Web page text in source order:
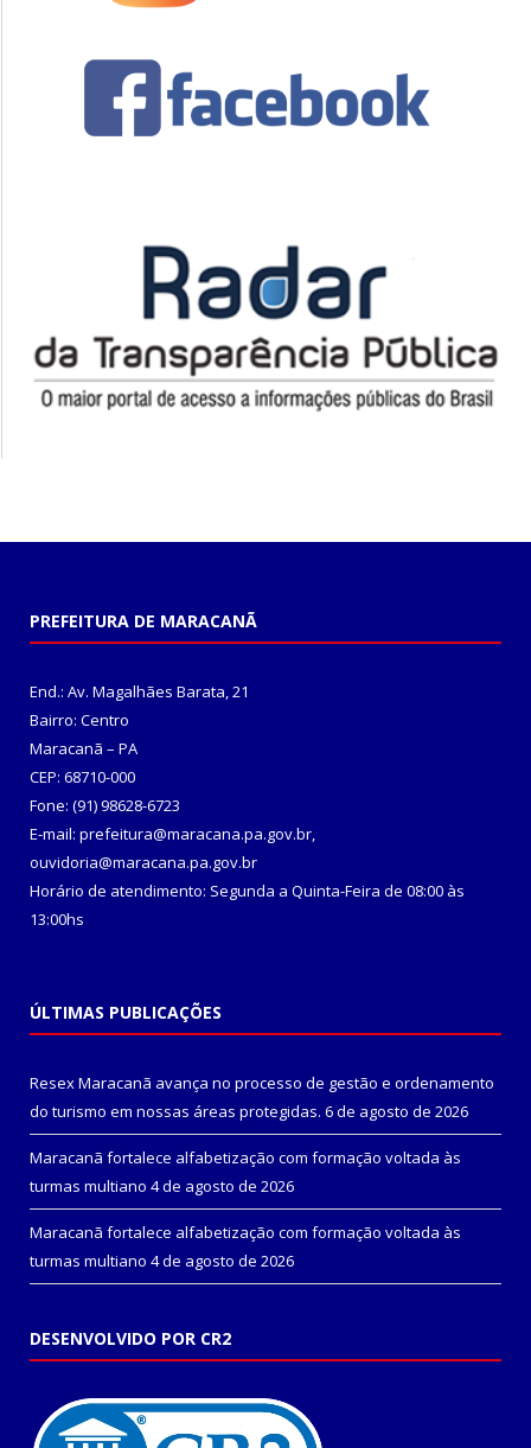
PREFEITURA DE MARACANÃ
End.: Av. Magalhães Barata, 21
Bairro: Centro
Maracanã – PA
CEP: 68710-000
Fone: (91) 98628-6723
E-mail: prefeitura@maracana.pa.gov.br,
ouvidoria@maracana.pa.gov.br
Horário de atendimento: Segunda a Quinta-Feira de 08:00 às
13:00hs
ÚLTIMAS PUBLICAÇÕES
Resex Maracanã avança no processo de gestão e ordenamento
do turismo em nossas áreas protegidas. 6 de agosto de 2026
Maracanã fortalece alfabetização com formação voltada às
turmas multiano 4 de agosto de 2026
Maracanã fortalece alfabetização com formação voltada às
turmas multiano 4 de agosto de 2026
DESENVOLVIDO POR CR2